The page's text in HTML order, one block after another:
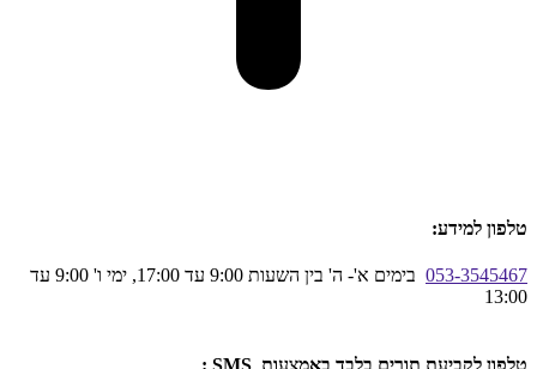
טלפון למידע:
053-3545467
בימים א'- ה' בין השעות 9:00 עד 17:00, ימי ו' 9:00 עד
13:00